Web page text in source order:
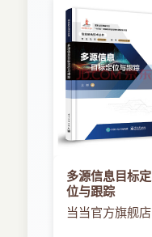
多源信息目标定
位与跟踪
当当官方旗舰店